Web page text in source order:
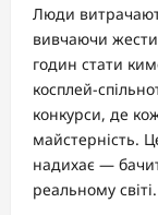
Люди
вивчаючи жести
годин стати
косплей-
конкурси, де
майстерність.
надихає —
реальному світі.